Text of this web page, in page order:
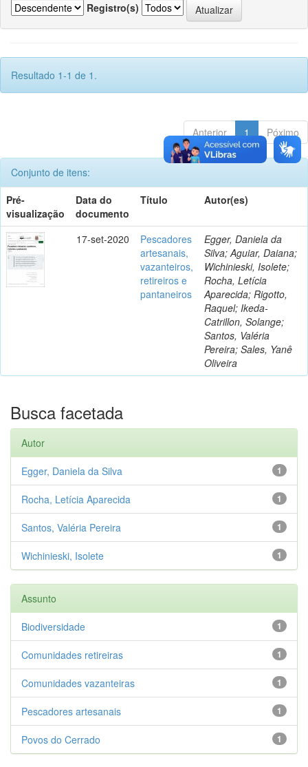
Registro(s)
Resultado 1-1 de 1.
Anterior 1 Póximo
Conjunto de itens:
Pré-
visualização
Data do
documento
Título Autor(es)
17-set-2020
Pescadores
artesanais,
vazanteiros,
retireiros e
pantaneiros
Egger, Daniela da
Silva; Aguiar, Daiana;
Wichinieski, Isolete;
Rocha, Letícia
Aparecida; Rigotto,
Raquel; Ikeda-
Catrillon, Solange;
Santos, Valéria
Pereira; Sales, Yanê
Oliveira
Busca facetada
Autor
1
Egger, Daniela da Silva
1
Rocha, Letícia Aparecida
1
Santos, Valéria Pereira
1
Wichinieski, Isolete
Assunto
1
Biodiversidade
1
Comunidades retireiras
1
Comunidades vazanteiras
1
Pescadores artesanais
1
Povos do Cerrado